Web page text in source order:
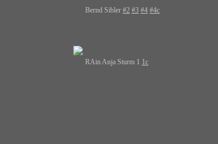
Bernd Sibler #2 #3 #4 #4c
RAin Anja Sturm 1 1c